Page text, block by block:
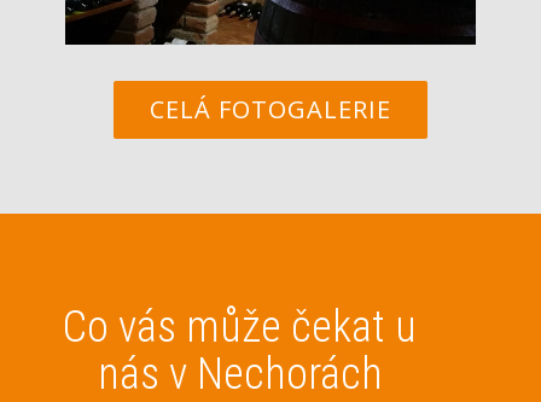
CELÁ FOTOGALERIE
Co vás může čekat u
nás v Nechorách